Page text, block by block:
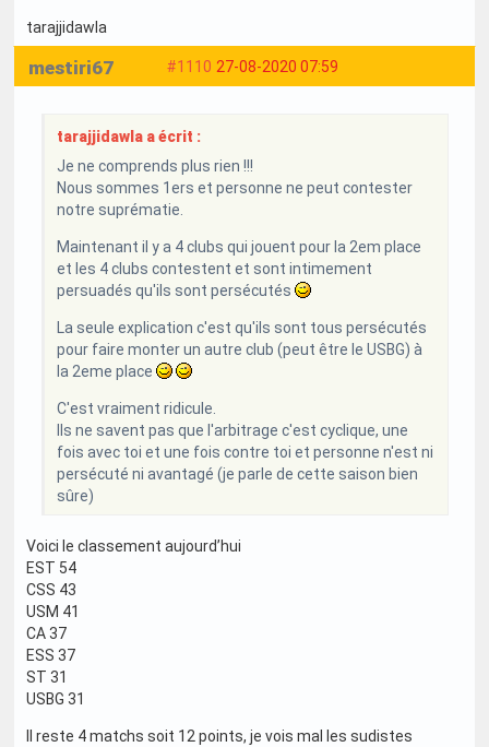
tarajjidawla
#1110 27-08-2020 07:59
mestiri67
tarajjidawla a écrit :
Je ne comprends plus rien !!!
Nous sommes 1ers et personne ne peut contester
notre suprématie.
Maintenant il y a 4 clubs qui jouent pour la 2em place
et les 4 clubs contestent et sont intimement
persuadés qu'ils sont persécutés
La seule explication c'est qu'ils sont tous persécutés
pour faire monter un autre club (peut être le USBG) à
la 2eme place
C'est vraiment ridicule.
Ils ne savent pas que l'arbitrage c'est cyclique, une
fois avec toi et une fois contre toi et personne n'est ni
persécuté ni avantagé (je parle de cette saison bien
sûre)
Voici le classement aujourd’hui
EST 54
CSS 43
USM 41
CA 37
ESS 37
ST 31
USBG 31
Il reste 4 matchs soit 12 points, je vois mal les sudistes